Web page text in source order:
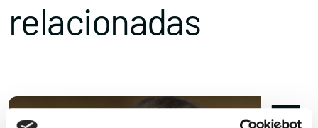
relacionadas